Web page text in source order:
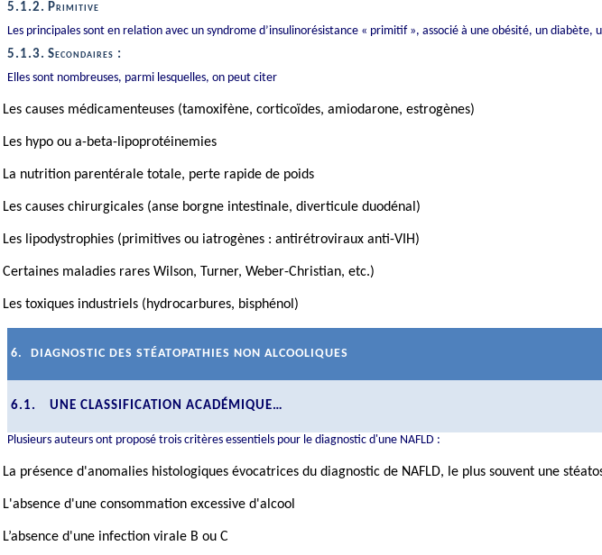
5.1.2. Primitive
Les principales sont en relation avec un syndrome d’insulinorésistance « primitif », associé à une obésité, un
5.1.3. Secondaires :
Elles sont nombreuses, parmi lesquelles, on peut citer
Les causes médicamenteuses (tamoxifène, corticoïdes, amiodarone, estrogènes)
Les hypo ou a-beta- lipoprotéinemies
La nutrition parentérale totale, perte rapide de poids
Les causes chirurgicales (anse borgne intestinale, diverticule duodénal)
Les lipodystrophies (primitives ou iatrogènes : antirétroviraux anti-VIH)
Certaines maladies rares Wilson, Turner, Weber-Christian, etc.)
Les toxiques industriels (hydrocarbures, bisphénol)
6. DIAGNOSTIC DES STÉATOPATHIES NON ALCOOLIQUES
6.1. UNE CLASSIFICATION ACADÉMIQUE…
Plusieurs auteurs ont proposé trois critères essentiels pour le diagnostic d'une NAFLD :
La présence d'anomalies histologiques évocatrices du diagnostic de NAFLD, le plus souvent une
L'absence d'une consommation excessive d'alcool
L’absence d'une infection virale B ou C